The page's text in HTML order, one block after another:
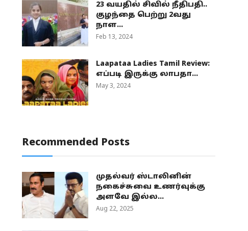
23 வயதில் சிவில் நீதிபதி..
குழந்தை பெற்று 2வது
நாள...
Feb 13, 2024
Laapataa Ladies Tamil Review:
எப்படி இருக்கு லாபதா...
May 3, 2024
Recommended Posts
முதல்வர் ஸ்டாலினின்
நகைச்சுவை உணர்வுக்கு
அளவே இல்ல...
Aug 22, 2025